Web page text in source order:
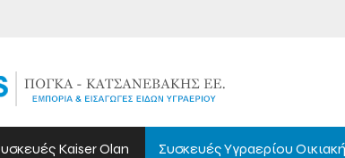
Kaiser Olan Συσκευές Υγραερίου